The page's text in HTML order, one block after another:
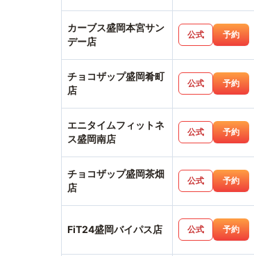
カーブス盛岡本宮サン
デー店
公式 予約
チョコザップ盛岡肴町
店
公式 予約
エニタイムフィットネ
ス盛岡南店
公式 予約
チョコザップ盛岡茶畑
店
公式 予約
FiT24盛岡バイパス店 公式 予約